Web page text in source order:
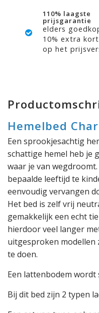
110% laagste
prijsgarantie
elders
10% extra
op het
Hemelbed
Een sprookjesachtig
schattige hemel heb je
waar je van
bepaalde leeftijd te
eenvoudig vervangen
Het bed is zelf vrij
gemakkelijk een echt
hierdoor veel langer
uitgesproken modellen
te doen.
Een lattenbodem wordt
Bij dit bed zijn 2 typen